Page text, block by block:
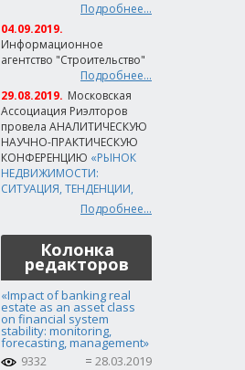
Подробнее...
04.09.2019.
Информационное
агентство "Строительство"
Подробнее...
29.08.2019. Московская
Ассоциация Риэлторов
провела АНАЛИТИЧЕСКУЮ
НАУЧНО-ПРАКТИЧЕСКУЮ
КОНФЕРЕНЦИЮ «РЫНОК
НЕДВИЖИМОСТИ:
СИТУАЦИЯ, ТЕНДЕНЦИИ,
Подробнее...
Колонка
редакторов
«Impact of banking real
estate as an asset class
on financial system
stability: monitoring,
forecasting, management»
9332
28.03.2019